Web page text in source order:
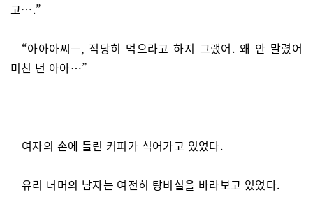
고….”
“아아아씨ㅡ, 적당히 먹으라고 하지 그랬어. 왜 안 말렸어
미친 년 아아…”
여자의 손에 들린 커피가 식어가고 있었다.
유리 너머의 남자는 여전히 탕비실을 바라보고 있었다.